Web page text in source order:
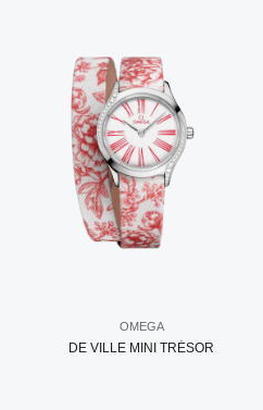
OMEGA
DE VILLE MINI TRÉSOR